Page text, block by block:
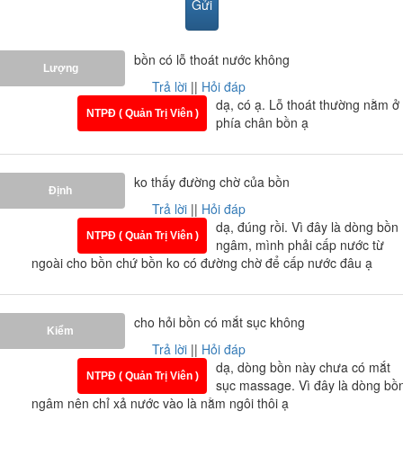
Ảnh giấy chứng nhận Nội Thất Phương Đông là đại lý
cấp I của thương hiệu
Brother
cấp
tắm không chỉ để sử dụng cho mục đích tắm và thư giãn
mà nó còn góp phần mang lại cho không gian phòng
tắm sự sang trọng vượt bậc.
Lượng
bồn có lỗ thoát nước không
Trả lời || Hỏi đáp
NTPĐ ( Quản Trị Viên )
dạ, có ạ. Lỗ thoát thường nằm ở
phía chân bồn ạ
Định
ko thấy đường chờ của bồn
Trả lời || Hỏi đáp
NTPĐ ( Quản Trị Viên )
dạ, đúng rồi. Vì đây là dòng bồn
ngâm, mình phải cấp nước từ
ngoài cho bồn chứ bồn ko có đường chờ để cấp nước đâu ạ
Kiểm
cho hỏi bồn có mắt sục không
Trả lời || Hỏi đáp
NTPĐ ( Quản Trị Viên )
dạ, dòng bồn này chưa có mắt
sục massage. Vì đây là dòng
ngâm nên chỉ xả nước vào là nằm ngôi thôi ạ